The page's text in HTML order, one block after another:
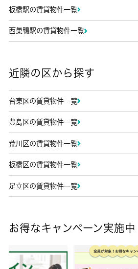
板橋駅の賃貸物件一覧
西巣鴨駅の賃貸物件一覧
近隣の区から探す
台東区の賃貸物件一覧
豊島区の賃貸物件一覧
荒川区の賃貸物件一覧
板橋区の賃貸物件一覧
足立区の賃貸物件一覧
お得なキャンペーン実施中